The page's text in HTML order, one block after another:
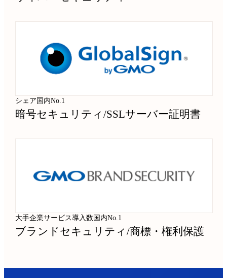
シェア国内No.1
暗号セキュリティ/SSLサーバー証明書
大手企業サービス導入数国内No.1
ブランドセキュリティ/商標・権利保護